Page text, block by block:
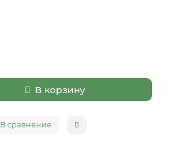
В корзину
В сравнение